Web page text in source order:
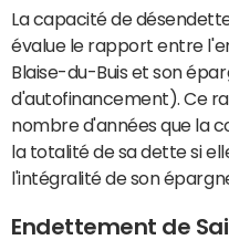
La capacité de
évalue le rapport entre
Blaise-du-Buis et son
d'autofinancement). Ce
nombre d'années que la
la totalité de sa dette si
l'intégralité de son
Endettement de